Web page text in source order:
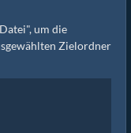
um die
Zielordner